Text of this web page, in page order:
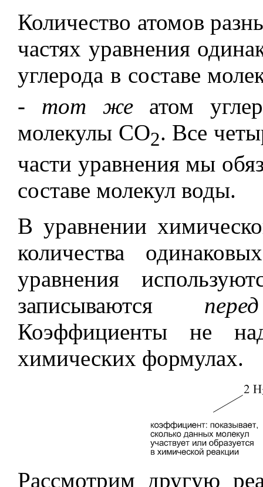
Количество атомов
частях уравнения
углерода в составе
- тот жеатом
молекулы СО2. Все
части уравнения мы
составе молекул воды.
В уравнении
количества
уравнения
записываются
Коэффициенты не
химических формулах.
Рассмотрим другую